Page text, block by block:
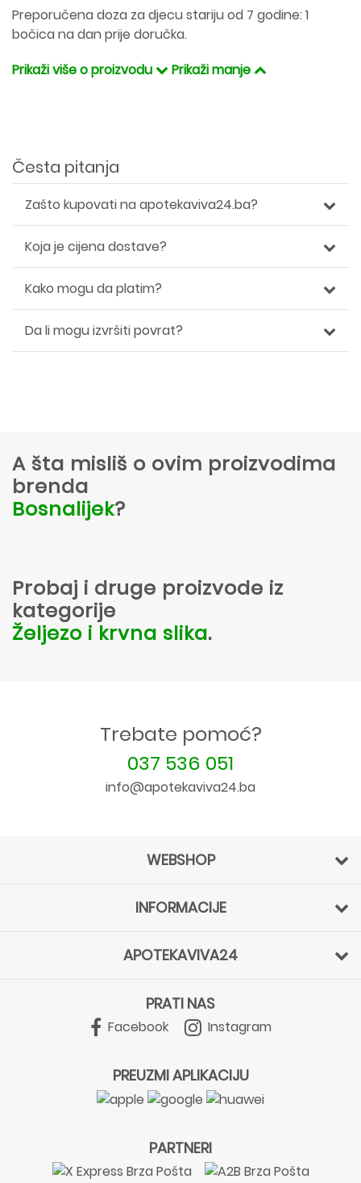
Preporučena doza za djecu stariju od 7 godine: 1
bočica na dan prije doručka.
Prikaži više o proizvodu
Prikaži manje
Česta pitanja
Zašto kupovati na apotekaviva24.ba?
Koja je cijena dostave?
Kako mogu da platim?
Da li mogu izvršiti povrat?
A šta misliš o ovim proizvodima
brenda
Bosnalijek?
Probaj i druge proizvode iz
kategorije
Željezo i krvna slika.
Trebate pomoć?
037 536 051
info@apotekaviva24.ba
WEBSHOP
INFORMACIJE
APOTEKAVIVA24
PRATI NAS
Facebook Instagram
PREUZMI APLIKACIJU
PARTNERI